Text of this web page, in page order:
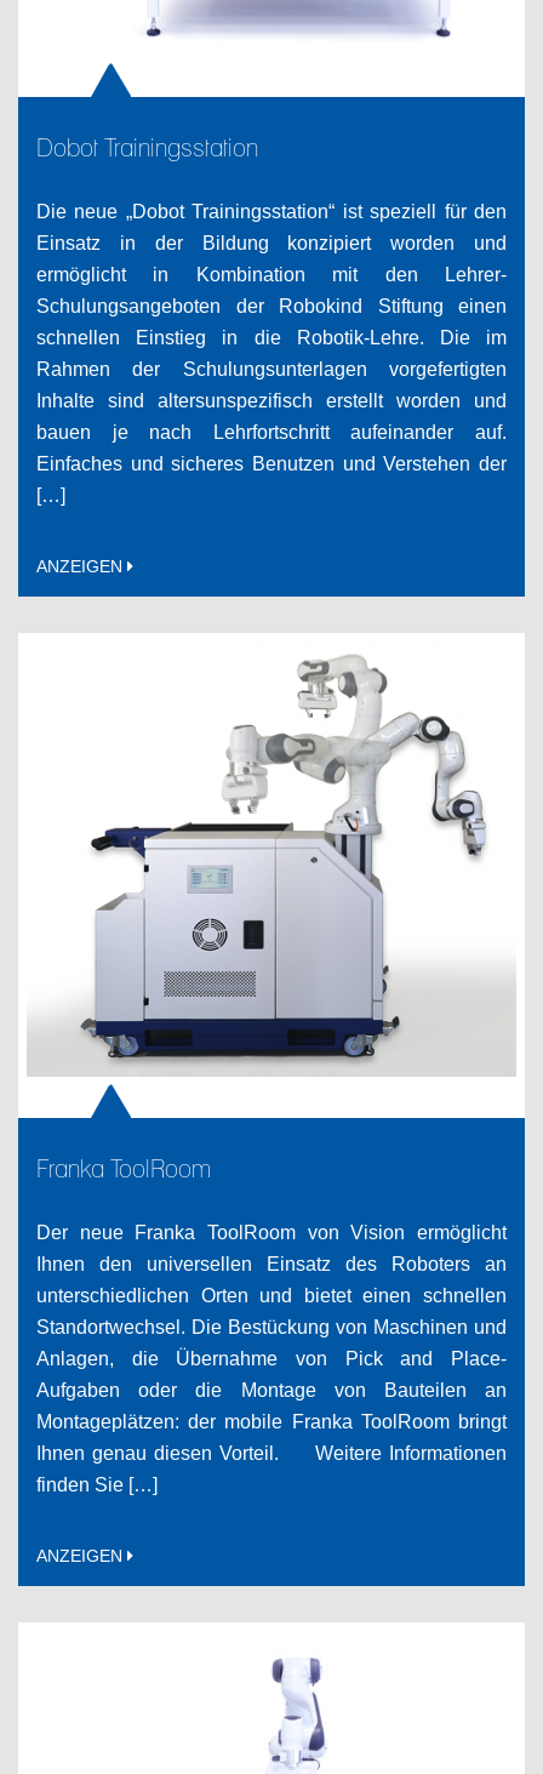
Dobot Trainingsstation
Die neue „Dobot Trainingsstation“ ist speziell für den
Einsatz in der Bildung konzipiert worden und
ermöglicht in Kombination mit den Lehrer-
Schulungsangeboten der Robokind Stiftung einen
schnellen Einstieg in die Robotik-Lehre. Die im
Rahmen der Schulungsunterlagen vorgefertigten
Inhalte sind altersunspezifisch erstellt worden und
bauen je nach Lehrfortschritt aufeinander auf.
Einfaches und sicheres Benutzen und Verstehen der
[…]
ANZEIGEN
Franka ToolRoom
Der neue Franka ToolRoom von Vision ermöglicht
Ihnen den universellen Einsatz des Roboters an
unterschiedlichen Orten und bietet einen schnellen
Standortwechsel. Die Bestückung von Maschinen und
Anlagen, die Übernahme von Pick and Place-
Aufgaben oder die Montage von Bauteilen an
Montageplätzen: der mobile Franka ToolRoom bringt
Ihnen genau diesen Vorteil. Weitere Informationen
finden Sie […]
ANZEIGEN